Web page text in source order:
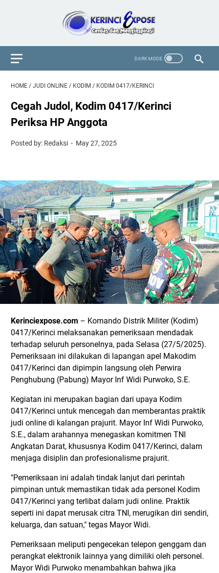
HOME / JUDI ONLINE / KODIM / KODIM 0417/KERINCI
Cegah Judol, Kodim 0417/Kerinci
Periksa HP Anggota
Posted by: Redaksi May 27, 2025
Kerinciexpose.com – Komando Distrik Militer (Kodim)
0417/Kerinci melaksanakan pemeriksaan mendadak
terhadap seluruh personelnya, pada Selasa (27/5/2025).
Pemeriksaan ini dilakukan di lapangan apel Makodim
0417/Kerinci dan dipimpin langsung oleh Perwira
Penghubung (Pabung) Mayor Inf Widi Purwoko, S.E.
Kegiatan ini merupakan bagian dari upaya Kodim
0417/Kerinci untuk mencegah dan memberantas praktik
judi online di kalangan prajurit. Mayor Inf Widi Purwoko,
S.E., dalam arahannya menegaskan komitmen TNI
Angkatan Darat, khususnya Kodim 0417/Kerinci, dalam
menjaga disiplin dan profesionalisme prajurit.
"Pemeriksaan ini adalah tindak lanjut dari perintah
pimpinan untuk memastikan tidak ada personel Kodim
0417/Kerinci yang terlibat dalam judi online. Praktik
seperti ini dapat merusak citra TNI, merugikan diri sendiri,
keluarga, dan satuan," tegas Mayor Widi.
Pemeriksaan meliputi pengecekan telepon genggam dan
perangkat elektronik lainnya yang dimiliki oleh personel.
Mayor Widi Purwoko menambahkan bahwa jika